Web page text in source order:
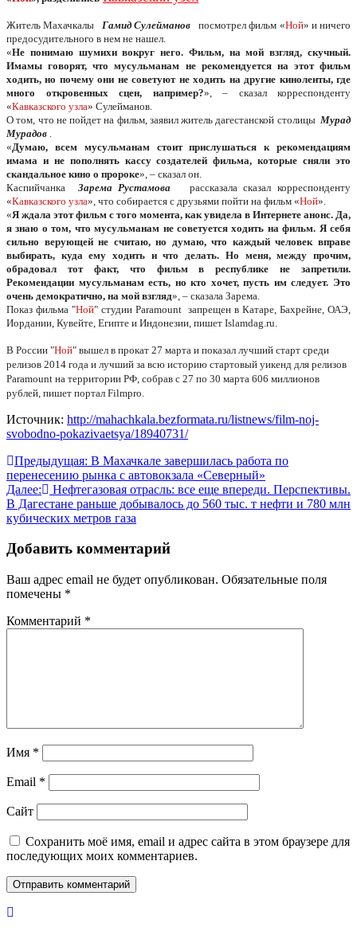
Житель Махачкалы Гамид Сулейманов посмотрел фильм «Ной» и ничего
предосудительного в нем не нашел.
«Не понимаю шумихи вокруг него. Фильм, на мой взгляд, скучный.
Имамы говорят, что мусульманам не рекомендуется на этот фильм
ходить, но почему они не советуют не ходить на другие киноленты, где
много откровенных сцен, например?», – сказал корреспонденту
«Кавказского узла» Сулейманов.
О том, что не пойдет на фильм, заявил житель дагестанской столицы Мурад
Мурадов
«Думаю, всем мусульманам стоит прислушаться к рекомендациям
имама и не пополнять кассу создателей фильма, которые сняли это
скандальное кино о пророке», – сказал он.
Каспийчанка Зарема Рустамова
рассказала сказал корреспонденту
«Кавказского узла», что собирается с друзьями пойти на фильм «Ной».
«Я ждала этот фильм с того момента, как увидела в Интернете анонс. Да,
я знаю о том, что мусульманам не советуется ходить на фильм. Я себя
сильно верующей не считаю, но думаю, что каждый человек вправе
выбирать, куда ему ходить и что делать. Но меня, между прочим,
обрадовал тот факт, что фильм в республике не запретили.
Рекомендации мусульманам есть, но кто хочет, пусть им следует. Это
очень демократично, на мой взгляд», – сказала Зарема.
Показ фильма "Ной" студии Paramount запрещен в Катаре, Бахрейне, ОАЭ,
Иордании, Кувейте, Египте и Индонезии, пишет Islamdag.ru.
В России "Ной" вышел в прокат 27 марта и показал лучший старт среди
релизов 2014 года и лучший за всю историю стартовый уикенд для релизов
Paramount на территории РФ, собрав с 27 по 30 марта 606 миллионов
рублей, пишет портал Filmpro.
Источник: http://mahachkala.bezformata.ru/listnews/film-noj-
svobodno-pokazivaetsya/18940731/
Навигация
по
записям
Предыдущая: В Махачкале завершилась работа по
перенесению рынка с автовокзала «Северный»
Далее:
Нефтегазовая отрасль: все еще впереди. Перспективы.
В Дагестане раньше добывалось до 560 тыс. т нефти и 780 млн
кубических метров газа
Добавить комментарий
Ваш адрес email не будет опубликован. Обязательные поля
помечены *
Комментарий *
Имя *
Email *
Сайт
Сохранить моё имя, email и адрес сайта в этом браузере для
последующих моих комментариев.